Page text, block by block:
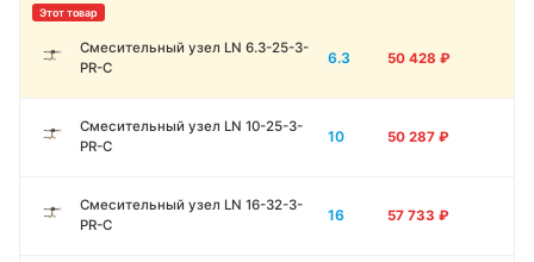
Смесительный узел LN 6.3-25-3-
PR-C
6.3 50 428 ₽
Смесительный узел LN 10-25-3-
PR-C
10 50 287 ₽
Смесительный узел LN 16-32-3-
PR-C
16 57 733 ₽